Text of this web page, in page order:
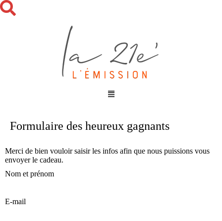
Formulaire des heureux gagnants
Merci de bien vouloir saisir les infos afin que nous puissions vous
envoyer le cadeau.
Nom et prénom
E-mail